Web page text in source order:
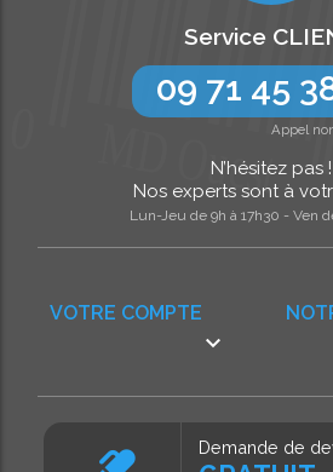
VOTRE COMPTE

Service
09 71 45
Appel
N’hésitez pas !
Nos experts sont à
Lun-Jeu de 9h à 17h30 - Ven
Demande de